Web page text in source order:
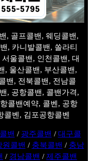
, 골프콜밴, 웨딩콜밴,
, 카니발콜밴, 쏠라티
울콜밴, 인천콜밴, 대
, 울산콜밴, 부산콜밴,
밴, 전북콜밴, 전남콜
, 공항콜밴, 콜밴가격,
콜밴예약, 콜벤, 공항
콜벤, 김포공항콜벤
밴 / 광주콜밴 / 대구콜
원콜밴 / 충북콜밴 / 충남
/ 경남콜밴 / 제주콜밴